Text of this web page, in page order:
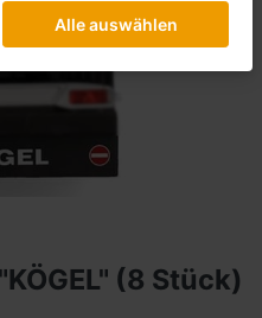
(8 Stück)
Alle auswählen